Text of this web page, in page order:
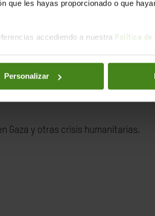
que les hayas proporcionado o que
accediendo a nuestra Política de
Personalizar
'olvidadas'".
Gaza y otras crisis humanitarias.